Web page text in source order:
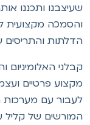
ותכננו
מקצועית
והתריסים
האלומיניום
פרטיים
עם מערכות
של קליל